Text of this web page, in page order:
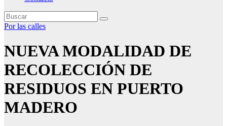
Por las calles
NUEVA MODALIDAD DE
RECOLECCIÓN DE
RESIDUOS EN PUERTO
MADERO